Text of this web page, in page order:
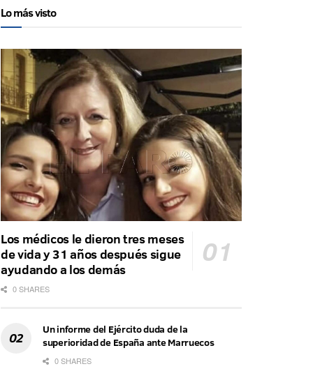
Lo más visto
Los médicos le dieron tres meses
de vida y 31 años después sigue
ayudando a los demás
0 SHARES
Un informe del Ejército duda de la
superioridad de España ante Marruecos
0 SHARES